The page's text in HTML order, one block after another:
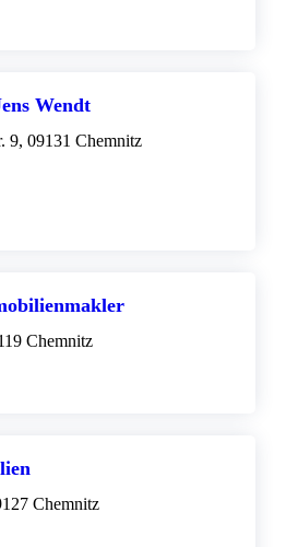
Wendt
9, 09131 Chemnitz
Chemnitz
Chemnitz